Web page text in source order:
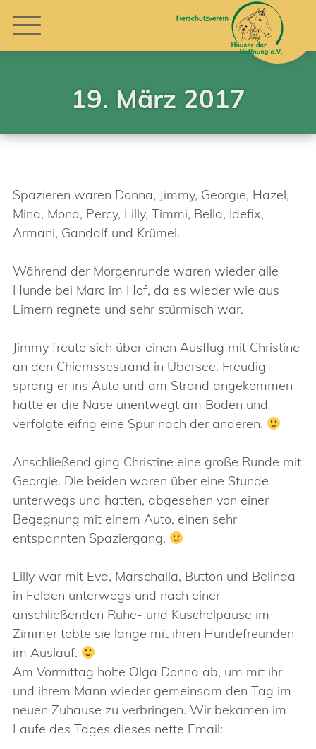
19. März 2017
Spazieren waren Donna, Jimmy, Georgie, Hazel,
Mina, Mona, Percy, Lilly, Timmi, Bella, Idefix,
Armani, Gandalf und Krümel.
Während der Morgenrunde waren wieder alle
Hunde bei Marc im Hof, da es wieder wie aus
Eimern regnete und sehr stürmisch war.
Jimmy freute sich über einen Ausflug mit Christine
an den Chiemssestrand in Übersee. Freudig
sprang er ins Auto und am Strand angekommen
hatte er die Nase unentwegt am Boden und
verfolgte eifrig eine Spur nach der anderen.
Anschließend ging Christine eine große Runde mit
Georgie. Die beiden waren über eine Stunde
unterwegs und hatten, abgesehen von einer
Begegnung mit einem Auto, einen sehr
entspannten Spaziergang.
Lilly war mit Eva, Marschalla, Button und Belinda
in Felden unterwegs und nach einer
anschließenden Ruhe- und Kuschelpause im
Zimmer tobte sie lange mit ihren Hundefreunden
im Auslauf.
Am Vormittag holte Olga Donna ab, um mit ihr
und ihrem Mann wieder gemeinsam den Tag im
neuen Zuhause zu verbringen. Wir bekamen im
Laufe des Tages dieses nette Email: